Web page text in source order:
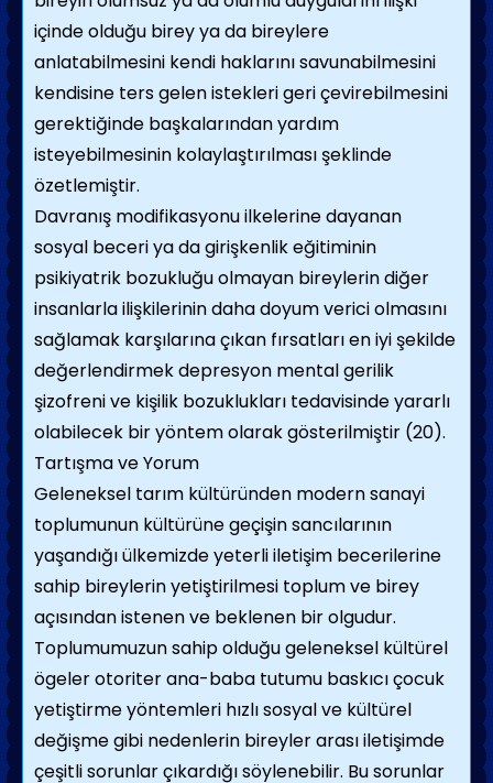
içinde olduğu birey ya da bireylere
anlatabilmesini kendi haklarını savunabilmesini
kendisine ters gelen istekleri geri çevirebilmesini
gerektiğinde başkalarından yardım
isteyebilmesinin kolaylaştırılması şeklinde
özetlemiştir.
Davranış modifikasyonu ilkelerine dayanan
sosyal beceri ya da girişkenlik eğitiminin
psikiyatrik bozukluğu olmayan bireylerin diğer
insanlarla ilişkilerinin daha doyum verici olmasını
sağlamak karşılarına çıkan fırsatları en iyi şekilde
değerlendirmek depresyon mental gerilik
şizofreni ve kişilik bozuklukları tedavisinde yararlı
olabilecek bir yöntem olarak gösterilmiştir (20).
Tartışma ve Yorum
Geleneksel tarım kültüründen modern sanayi
toplumunun kültürüne geçişin sancılarının
yaşandığı ülkemizde yeterli iletişim becerilerine
sahip bireylerin yetiştirilmesi toplum ve birey
açısından istenen ve beklenen bir olgudur.
Toplumumuzun sahip olduğu geleneksel kültürel
ögeler otoriter ana-baba tutumu baskıcı çocuk
yetiştirme yöntemleri hızlı sosyal ve kültürel
değişme gibi nedenlerin bireyler arası iletişimde
çeşitli sorunlar çıkardığı söylenebilir. Bu sorunlar